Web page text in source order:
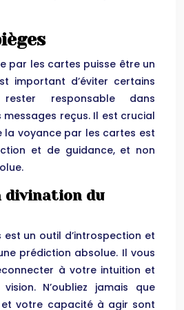
par les cartes puisse être un
important d’éviter certains
responsable dans
messages reçus. Il est crucial
la voyance par les cartes est
et de guidance, et non
divination du
un outil d’introspection et
prédiction absolue. Il vous
à votre intuition et
N’oubliez jamais que
votre capacité à agir sont